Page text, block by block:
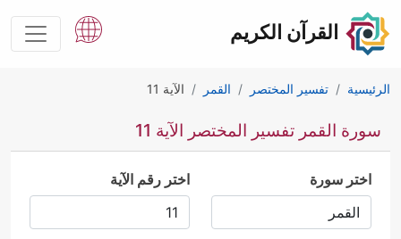
القرآن الكريم
الرئيسية تفسير المختصر القمر الآية 11
سورة القمر تفسير المختصر الآية 11
اختر سورة اختر رقم الآية